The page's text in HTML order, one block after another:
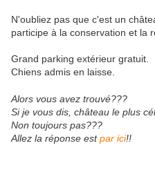
N'oubliez pas que c'est un
participe à la conservation et la
Grand parking extérieur gratuit.
Chiens admis en laisse.
Alors vous avez trouvé???
Si je vous dis, château le plus
Non toujours pas???
Allez la réponse estpar ici!!